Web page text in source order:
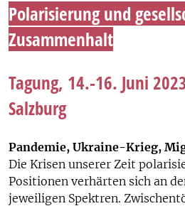
Polarisierung und
Zusammenhalt
Tagung, 14.-16. Juni
Salzburg
Pandemie, Ukraine-Krieg,
Die Krisen unserer Zeit
Positionen verhärten sich an
jeweiligen Spektren.